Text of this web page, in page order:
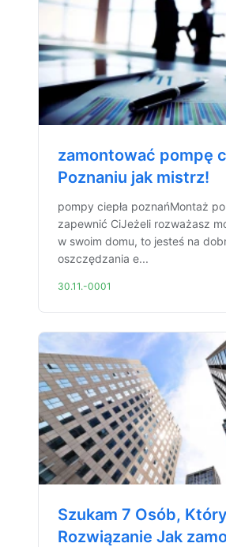
zamontować pompę
Poznaniu jak mistrz!
pompy ciepła poznańMontaż
zapewnić CiJeżeli rozważasz
w swoim domu, to jesteś na
oszczędzania e...
30.11.-0001
Szukam 7 Osób,
Rozwiązanie Jak